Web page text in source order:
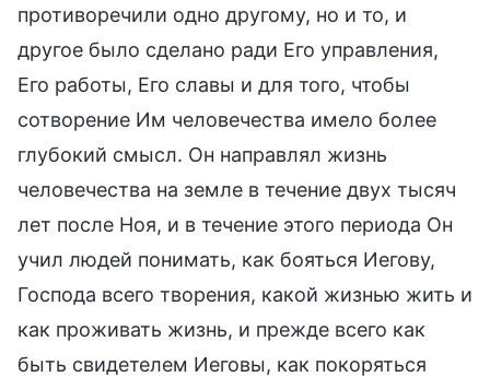
противоречили одно другому, но и то, и
другое было сделано ради Его управления,
Его работы, Его славы и для того, чтобы
сотворение Им человечества имело более
глубокий смысл. Он направлял жизнь
человечества на земле в течение двух тысяч
лет после Ноя, и в течение этого периода Он
учил людей понимать, как бояться Иегову,
Господа всего творения, какой жизнью жить и
как проживать жизнь, и прежде всего как
быть свидетелем Иеговы, как покоряться